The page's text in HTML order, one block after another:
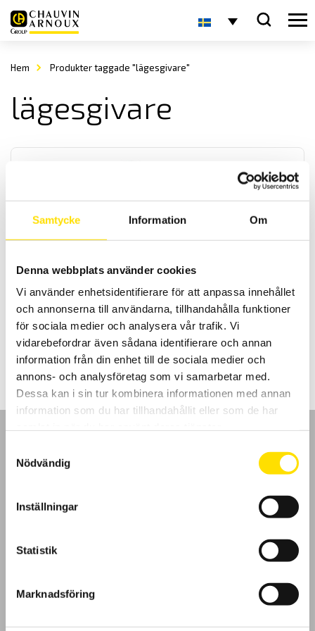
Samtycke Information Om
Denna webbplats använder cookies
Vi använder enhetsidentifierare för att anpassa innehållet
och annonserna till användarna, tillhandahålla funktioner
för sociala medier och analysera vår trafik. Vi
vidarebefordrar även sådana identifierare och annan
information från din enhet till de sociala medier och
annons- och analysföretag som vi samarbetar med.
Dessa kan i sin tur kombinera informationen med annan
information som du har tillhandahållit eller som de har
Nödvändig
Inställningar
Statistik
Marknadsföring
Hem Produkter taggade "lägesgivare"
lägesgivare
Vi har ett brett sortiment av digitala lägesgivare samt
lampindikatorer för manöverpaneler och apparatskåp. De kan fås
med olika färger samt för olika spänningar vilket anges vid
beställning.
LÄS MER